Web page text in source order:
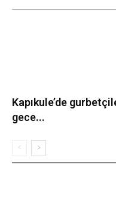
Kapıkule’de
gece...